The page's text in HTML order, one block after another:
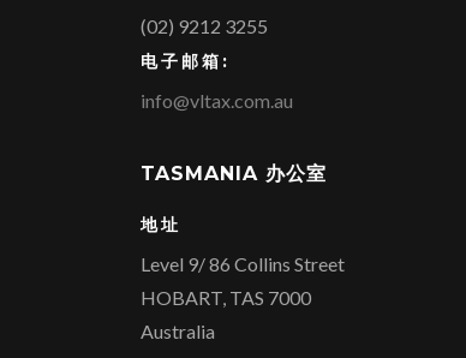
(02) 9212 3255
电子邮箱:
info@vltax.com.au
TASMANIA 办公室
地址
Level 9/ 86 Collins Street
HOBART, TAS 7000
Australia